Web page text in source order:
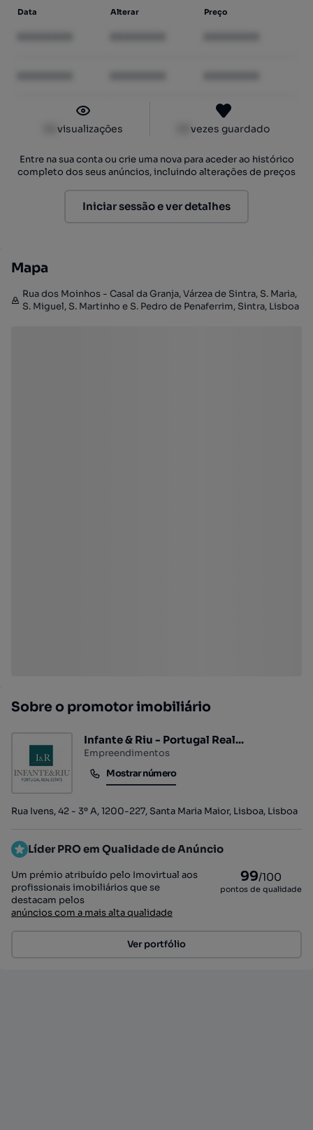
Data Alterar Preço
visualizações vezes guardado
Entre na sua conta ou crie uma nova para aceder ao histórico
completo dos seus anúncios, incluindo alterações de preços
Iniciar sessão e ver detalhes
Mapa
Rua dos Moinhos - Casal da Granja, Várzea de Sintra, S. Maria,
S. Miguel, S. Martinho e S. Pedro de Penaferrim, Sintra, Lisboa
Sobre o promotor imobiliário
Infante & Riu - Portugal Real...
Empreendimentos
Mostrar número
Mostrar número
Rua Ivens, 42 - 3º A, 1200-227, Santa Maria Maior, Lisboa, Lisboa
Líder PRO em Qualidade de Anúncio
Um prémio atribuído pelo Imovirtual aos
profissionais imobiliários que se
destacam pelos
anúncios com a mais alta qualidade
99/100
pontos de qualidade
Ver portfólio